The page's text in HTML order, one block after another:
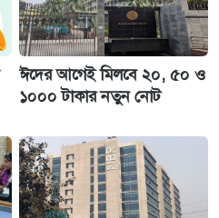
ঈদের আগেই মিলবে ২০, ৫০ ও
১০০০ টাকার নতুন নোট